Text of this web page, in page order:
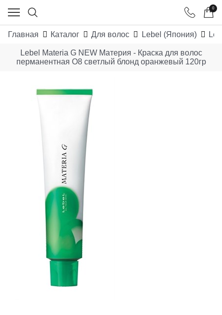
0
Главная Каталог Для волос Lebel (Япония)
Lebel Materia G NEW Материя - Краска для волос
перманентная O8 светлый блонд оранжевый 120гр